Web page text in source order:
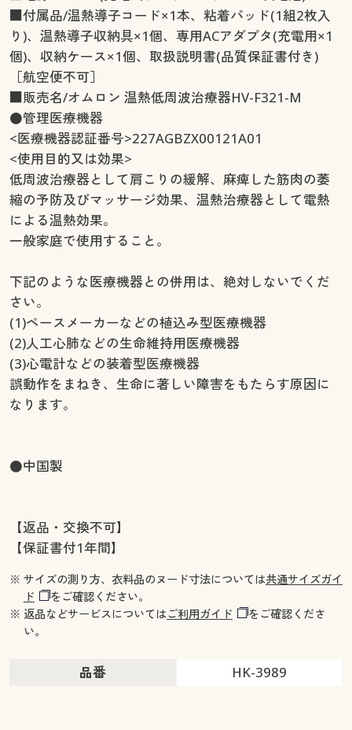
■付属品/温熱導子コード×1本、粘着パッド(1組2枚入
り)、温熱導子収納具×1個、専用ACアダプタ(充電用×1
個)、収納ケース×1個、取扱説明書(品質保証書付き)
［航空便不可］
■販売名/オムロン 温熱低周波治療器HV-F321-M
●管理医療機器
<医療機器認証番号>227AGBZX00121A01
<使用目的又は効果>
低周波治療器として肩こりの緩解、麻痺した筋肉の萎
縮の予防及びマッサージ効果、温熱治療器として電熱
による温熱効果。
一般家庭で使用すること。
下記のような医療機器との併用は、絶対しないでくだ
さい。
(1)ペースメーカーなどの植込み型医療機器
(2)人工心肺などの生命維持用医療機器
(3)心電計などの装着型医療機器
誤動作をまねき、生命に著しい障害をもたらす原因に
なります。
●中国製
【返品・交換不可】
【保証書付1年間】
※ サイズの測り方、衣料品のヌード寸法については共通サイズガイ
ド
をご確認ください。
※ 返品などサービスについてはご利用ガイド
をご確認くださ
い。
品番 HK-3989